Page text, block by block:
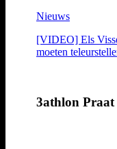
Nieuws
[VIDEO] Els
moeten
3athlon Praat